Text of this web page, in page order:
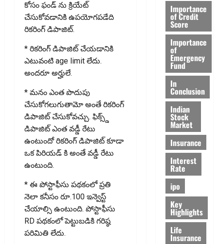
కోసం ఫండ్ ను క్రియేట్
చేసుకోవడానికి ఉపయోగపడేది
రికరింగ్ డిపాజిట్.
* రికరింగ్ డిపాజిట్ చేయ‌డానికి
ఎటువంటి age limit లేదు.
అందరూ అర్హులే.
* మనం ఎంత పొదుపు
చేసుకోగలుగుతామో అంతే రికరింగ్
డిపాజిట్ చేసుకోవచ్చు. ఫిక్స్డ్
డిపాజిట్ ఎంత వడ్డీ రేటు
ఉంటుందో రికరింగ్ డిపాజిట్ కూడా
ఒక పిరియడ్ కి అంతే వడ్డీ రేటు
ఉంటుంది.
* ఈ పోస్టాఫీసు పథకంలో ప్రతి
నెలా కనీసం రూ.100 ఇన్వెస్ట్
చేయాల్సి ఉంటుంది. పోస్టాఫీసు
RD పథకంలో పెట్టుబడికి గరిష్ఠ
పరిమితి లేదు.
Importance
of Credit
Score
Importance
of
Emergency
Fund
In
Conclusion
Indian
Stock
Market
Insurance
Interest
Rate
ipo
Key
Highlights
Life
Insurance